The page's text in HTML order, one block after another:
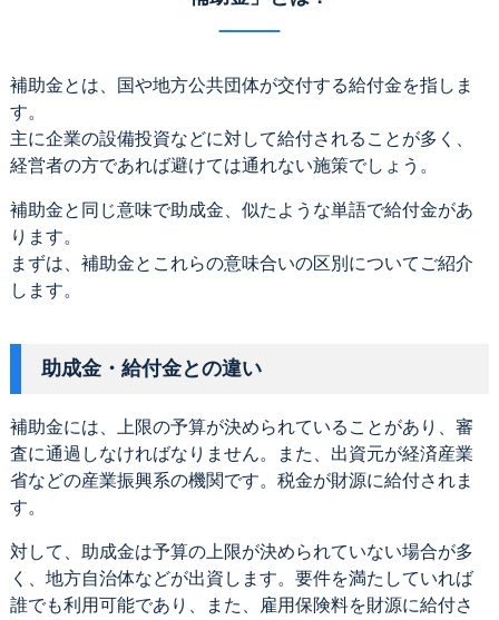
補助金とは、国や地方公共団体が交付する給付金を指しま
す。
主に企業の設備投資などに対して給付されることが多く、
経営者の方であれば避けては通れない施策でしょう。
補助金と同じ意味で助成金、似たような単語で給付金があ
ります。
まずは、補助金とこれらの意味合いの区別についてご紹介
します。
助成金・給付金との違い
補助金には、上限の予算が決められていることがあり、審
査に通過しなければなりません。また、出資元が経済産業
省などの産業振興系の機関です。税金が財源に給付されま
す。
対して、助成金は予算の上限が決められていない場合が多
く、地方自治体などが出資します。要件を満たしていれば
誰でも利用可能であり、また、雇用保険料を財源に給付さ